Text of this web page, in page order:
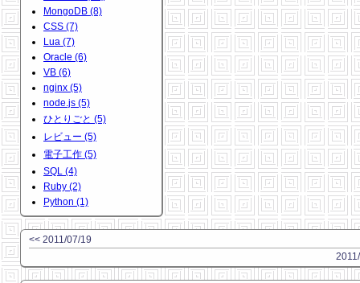
MongoDB (8)
CSS (7)
Lua (7)
Oracle (6)
VB (6)
nginx (5)
node.js (5)
ひとりごと (5)
レビュー (5)
電子工作 (5)
SQL (4)
Ruby (2)
Python (1)
<< 2011/07/19